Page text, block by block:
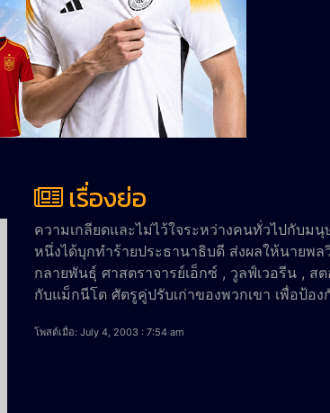
เรื่องย่อ
ความเกลียดและไม่ไว้ใจระหว่างคนทั่วไปกับ
หนึ่งได้บุกทำร้ายประธานาธิบดี ส่งผลให้นายพ
กลายพันธุ์ ศาสตราจารย์เอ็กซ์ , วูลฟ์เวอรีน , ส
กับแม็กนีโต ศัตรูคู่ปรับเก่าของพวกเขา เพื่อป้
โพสต์เมื่อ: July 4, 2003 : 7:54 am